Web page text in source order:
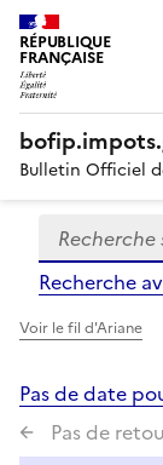
RÉPUBLIQUE
FRANÇAISE
Bulletin Officiel
Formulaire
de
recherche
Recherche
Recherche
Voir le fil d'Ariane
Pas de date
Pas de